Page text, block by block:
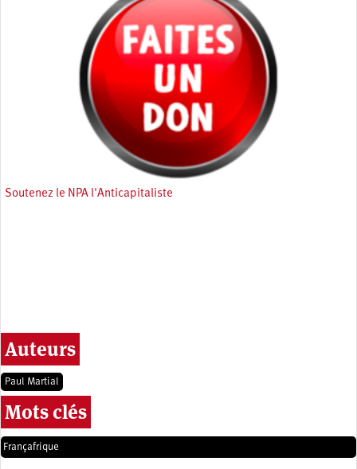
Soutenez le NPA l'Anticapitaliste
Auteurs
Paul Martial
Mots clés
Françafrique